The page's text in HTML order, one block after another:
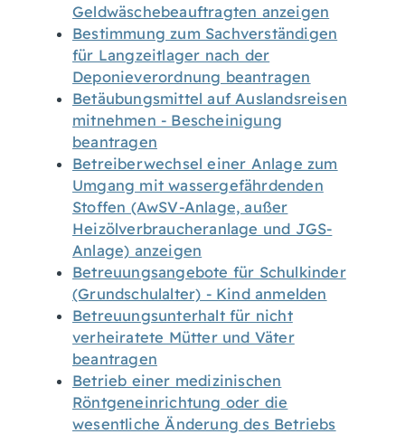
Geldwäschebeauftragten anzeigen
Bestimmung zum Sachverständigen
für Langzeitlager nach der
Deponieverordnung beantragen
Betäubungsmittel auf Auslandsreisen
mitnehmen - Bescheinigung
beantragen
Betreiberwechsel einer Anlage zum
Umgang mit wassergefährdenden
Stoffen (AwSV-Anlage, außer
Heizölverbraucheranlage und JGS-
Anlage) anzeigen
Betreuungsangebote für Schulkinder
(Grundschulalter) - Kind anmelden
Betreuungsunterhalt für nicht
verheiratete Mütter und Väter
beantragen
Betrieb einer medizinischen
Röntgeneinrichtung oder die
wesentliche Änderung des Betriebs